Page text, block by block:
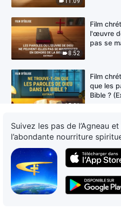
8:52
Film
l'œuvre
pas se
15:01
Film
que les
Bible ?
19:11
Film
paroles
elles
(Extrait)
Film
en la
Suivez les pas de l’Agneau
l’abondante nourriture